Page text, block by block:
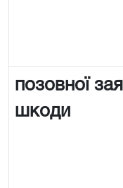
позовної
шкоди